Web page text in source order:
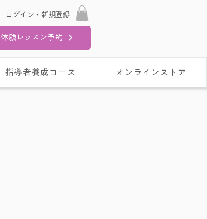
ログイン・新規登録
体験レッスン予約
指導者養成コース オンラインストア